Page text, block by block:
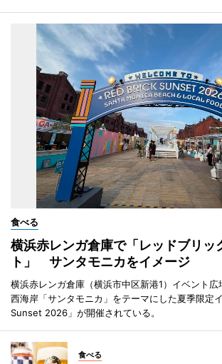
食べる
横浜赤レンガ倉庫で「レッドブリッ
ト」 サンタモニカをイメージ
横浜赤レンガ倉庫（横浜市中区新港1）イベント広
西海岸「サンタモニカ」をテーマにした夏季限定
Sunset 2026」が開催されている。
食べる